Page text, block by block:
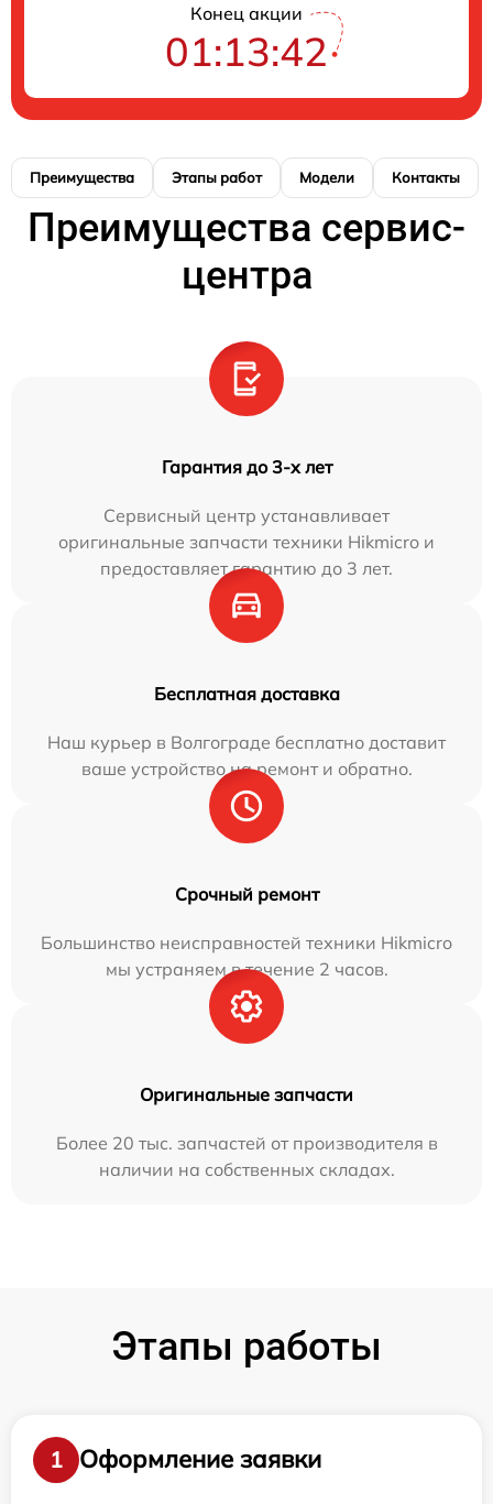
Конец акции
01:13:41
Преимущества Этапы работ Модели Контакты
Преимущества сервис-
центра
Гарантия до 3-х лет
Сервисный центр устанавливает
оригинальные запчасти техники Hikmicro и
предоставляет гарантию до 3 лет.
Бесплатная доставка
Наш курьер в Волгограде бесплатно доставит
ваше устройство на ремонт и обратно.
Срочный ремонт
Большинство неисправностей техники Hikmicro
мы устраняем в течение 2 часов.
Оригинальные запчасти
Более 20 тыс. запчастей от производителя в
наличии на собственных складах.
Этапы работы
1
Оформление заявки